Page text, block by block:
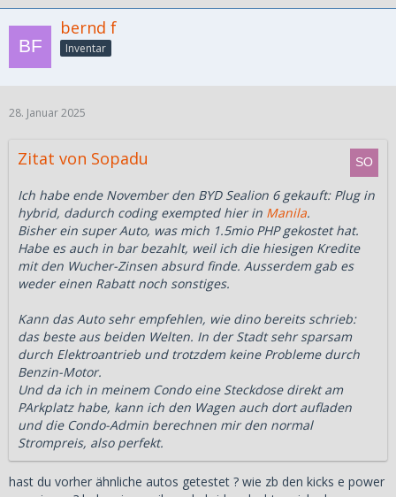
bernd f
Inventar
28. Januar 2025
Zitat von Sopadu
Ich habe ende November den BYD Sealion 6 gekauft: Plug in
hybrid, dadurch coding exempted hier in Manila.
Bisher ein super Auto, was mich 1.5mio PHP gekostet hat.
Habe es auch in bar bezahlt, weil ich die hiesigen Kredite
mit den Wucher-Zinsen absurd finde. Ausserdem gab es
weder einen Rabatt noch sonstiges.
Kann das Auto sehr empfehlen, wie dino bereits schrieb:
das beste aus beiden Welten. In der Stadt sehr sparsam
durch Elektroantrieb und trotzdem keine Probleme durch
Benzin-Motor.
Und da ich in meinem Condo eine Steckdose direkt am
PArkplatz habe, kann ich den Wagen auch dort aufladen
und die Condo-Admin berechnen mir den normal
Strompreis, also perfekt.
hast du vorher ähnliche autos getestet ? wie zb den kicks e power